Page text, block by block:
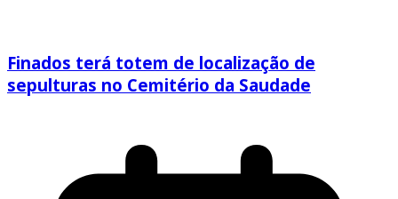
Finados terá totem de localização de
sepulturas no Cemitério da Saudade